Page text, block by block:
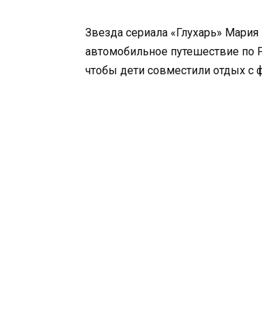
Звезда сериала «Глухарь»
автомобильное путешествие по
чтобы дети совместили отдых с